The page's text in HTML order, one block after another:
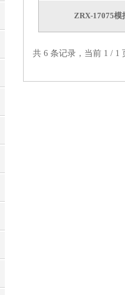
ZRX-17075模
共 6 条记录，当前 1 /